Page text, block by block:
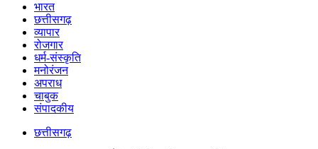
भारत
छत्तीसगढ़
व्यापार
रोजगार
धर्म-संस्कृति
मनोरंजन
अपराध
चाबुक
संपादकीय
छत्तीसगढ़